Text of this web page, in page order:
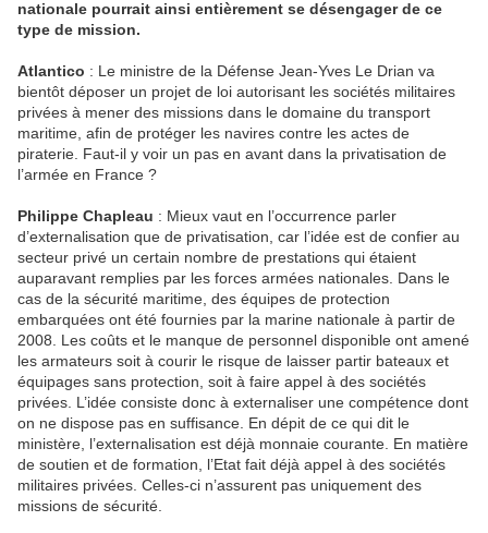
nationale pourrait ainsi entièrement se désengager de ce
type de mission.
Atlantico : Le ministre de la Défense Jean-Yves Le Drian va
bientôt déposer un projet de loi autorisant les sociétés militaires
privées à mener des missions dans le domaine du transport
maritime, afin de protéger les navires contre les actes de
piraterie. Faut-il y voir un pas en avant dans la privatisation de
l’armée en France ?
Philippe Chapleau : Mieux vaut en l’occurrence parler
d’externalisation que de privatisation, car l’idée est de confier au
secteur privé un certain nombre de prestations qui étaient
auparavant remplies par les forces armées nationales. Dans le
cas de la sécurité maritime, des équipes de protection
embarquées ont été fournies par la marine nationale à partir de
2008. Les coûts et le manque de personnel disponible ont amené
les armateurs soit à courir le risque de laisser partir bateaux et
équipages sans protection, soit à faire appel à des sociétés
privées. L’idée consiste donc à externaliser une compétence dont
on ne dispose pas en suffisance. En dépit de ce qui dit le
ministère, l’externalisation est déjà monnaie courante. En matière
de soutien et de formation, l’Etat fait déjà appel à des sociétés
militaires privées. Celles-ci n’assurent pas uniquement des
missions de sécurité.